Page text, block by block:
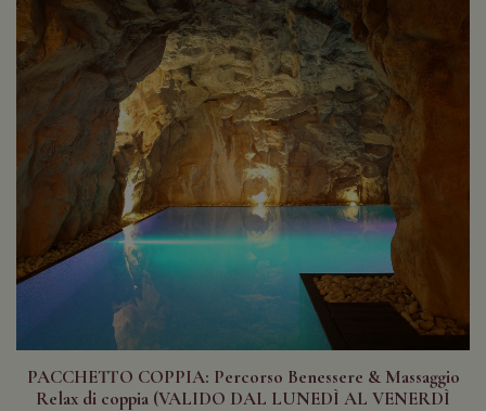
PACCHETTO COPPIA: Percorso Benessere & Massaggio
Relax di coppia (VALIDO DAL LUNEDÌ AL VENERDÌ